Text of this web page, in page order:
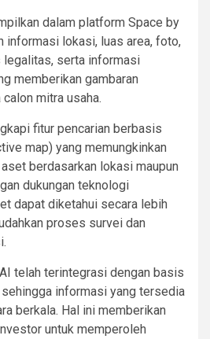
dalam platform Space by
informasi lokasi, luas area, foto,
serta informasi
memberikan gambaran
mitra usaha.
fitur pencarian berbasis
map) yang memungkinkan
berdasarkan lokasi maupun
dukungan teknologi
dapat diketahui secara lebih
proses survei dan
telah terintegrasi dengan basis
informasi yang tersedia
berkala. Hal ini memberikan
untuk memperoleh